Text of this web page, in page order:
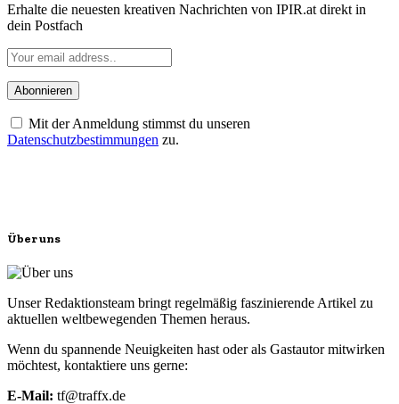
Erhalte die neuesten kreativen Nachrichten von IPIR.at direkt in
dein Postfach
Mit der Anmeldung stimmst du unseren
Datenschutzbestimmungen zu.
Über uns
Unser Redaktionsteam bringt regelmäßig faszinierende Artikel zu
aktuellen weltbewegenden Themen heraus.
Wenn du spannende Neuigkeiten hast oder als Gastautor mitwirken
möchtest, kontaktiere uns gerne:
E-Mail: tf@traffx.de